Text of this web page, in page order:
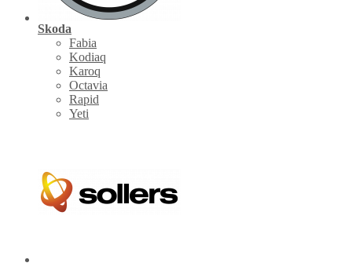
Skoda
Fabia
Kodiaq
Karoq
Octavia
Rapid
Yeti